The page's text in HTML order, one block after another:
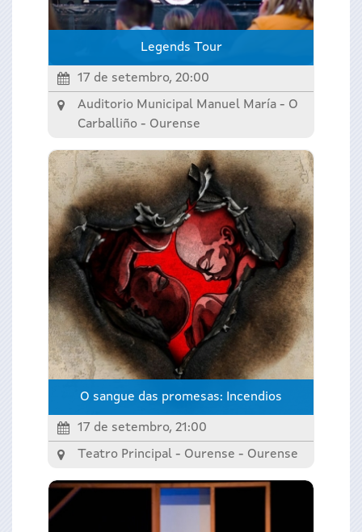
Legends Tour
17 de setembro, 20:00
Auditorio Municipal Manuel María - O
Carballiño - Ourense
O sangue das promesas: Incendios
17 de setembro, 21:00
Teatro Principal - Ourense - Ourense